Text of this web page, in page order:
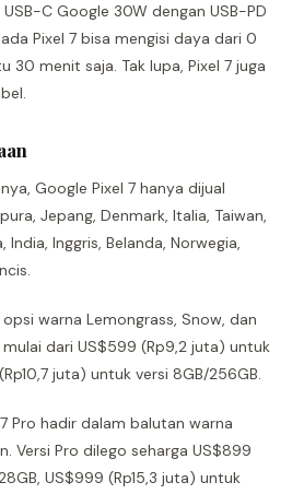
C Google 30W dengan USB-PD
Pixel 7 bisa mengisi daya dari 0
30 menit saja. Tak lupa, Pixel 7 juga
Google Pixel 7 hanya dijual
Jepang, Denmark, Italia, Taiwan,
India, Inggris, Belanda, Norwegia,
warna Lemongrass, Snow, dan
dari US$599 (Rp9,2 juta) untuk
juta) untuk versi 8GB/256GB.
Pro hadir dalam balutan warna
Versi Pro dilego seharga US$899
US$999 (Rp15,3 juta) untuk